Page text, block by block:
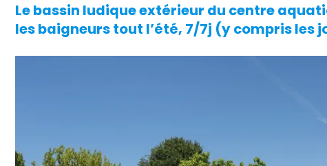
Le bassin ludique extérieur du centre
les baigneurs tout l’été, 7/7j (y compris les